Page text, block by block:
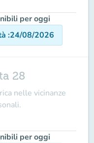
per oggi
:24/08/2026
28
nelle vicinanze
per oggi